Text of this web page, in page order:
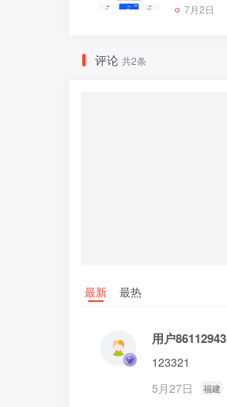
7月2日
评论 共2条
最新 最热
用户86112943
123321
5月27日
福建